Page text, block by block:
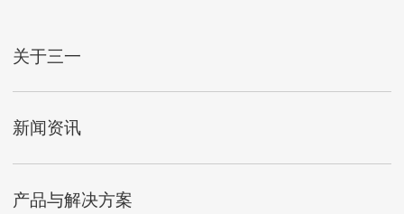
关于三一
新闻资讯
产品与解决方案